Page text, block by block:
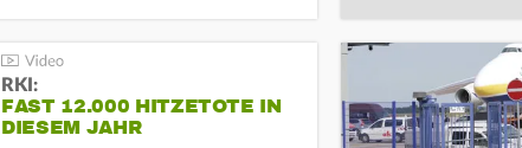
RKI:
FAST 12.000 HITZETOTE IN
DIESEM JAHR